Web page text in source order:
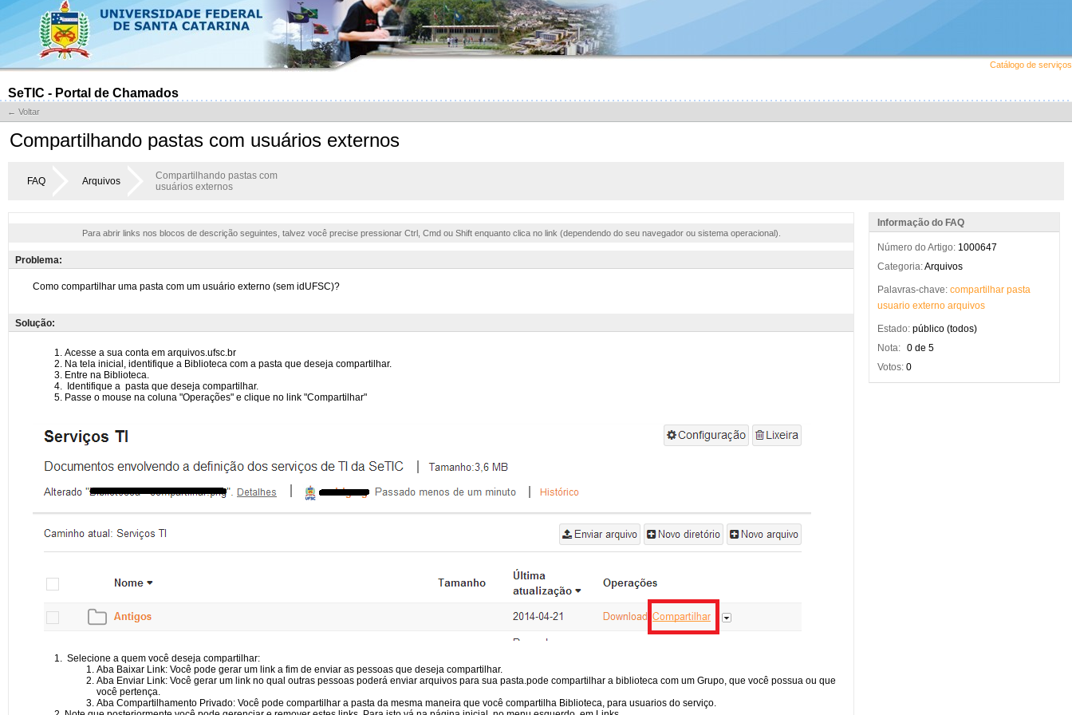
Catálogo de serviços
SeTIC - Portal de Chamados
← Voltar
Compartilhando pastas com usuários externos
FAQ Arquivos
Compartilhando pastas com
usuários externos
Para abrir links nos blocos de descrição seguintes, talvez você precise pressionar Ctrl, Cmd ou Shift enquanto clica no link (dependendo do seu navegador ou sistema operacional).
Problema:
Solução:
Informação do FAQ
Número do Artigo: 1000647
Categoria:Arquivos
Palavras-chave: compartilhar pasta
usuario externo arquivos
Estado: público (todos)
Nota: 0 de 5
Votos: 0